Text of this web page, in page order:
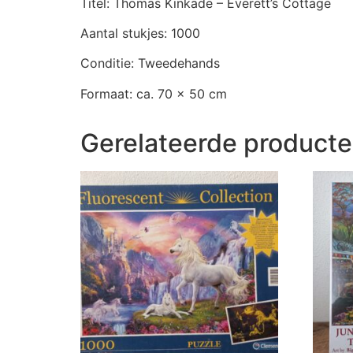
Aantal stukjes: 1000
Conditie: Tweedehands
Formaat: ca. 70 x 50 cm
Gerelateerde